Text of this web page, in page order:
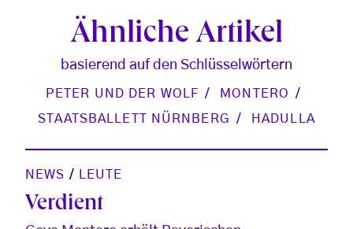
Ähnliche Artikel
basierend auf den Schlüsselwörtern
PETER UND DER WOLF
MONTERO
STAATSBALLETT NÜRNBERG
HADULLA
NEWS / LEUTE
Verdient